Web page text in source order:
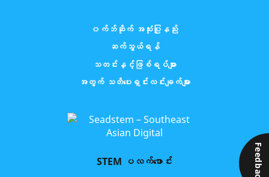
Feedback
STEM ပလက်ဖောင်း
၀က်ဘ်ဆိုက် အသုံးပြုနည်း
ဆက်သွယ်ရန်
သတင်းနှင့်ဖြစ်ရပ်များ
အတွက် သတိပေးရှင်းလင်းချက်များ